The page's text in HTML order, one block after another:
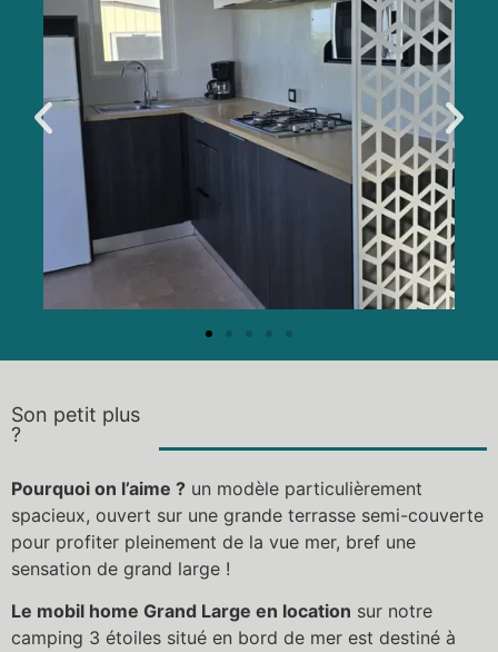
Son petit plus
?
Pourquoi on l’aime ? un modèle particulièrement
spacieux, ouvert sur une grande terrasse semi-couverte
pour profiter pleinement de la vue mer, bref une
sensation de grand large !
Le mobil home Grand Large en location sur notre
camping 3 étoiles situé en bord de mer est destiné à